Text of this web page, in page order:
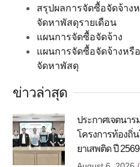
สรุปผลการจัดซื้อจัดจ้าง
จัดหาพัสดุรายเดือน
แผนการจัดซื้อจัดจ้าง
แผนการจัดซื้อจัดจ้างหรื
จัดหาพัสดุ
ข่าวล่าสุด
ประกาศเจตนา
โครงการท้องถิ่น
ยาเสพติด ปี 2569